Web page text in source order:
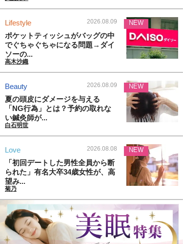
Lifestyle 2026.08.09
ポケットティッシュがバッグの中
でぐちゃぐちゃになる問題→ダイ
ソーの...
高木沙織
NEW
Beauty 2026.08.09
夏の頭皮にダメージを与える
「NG行為」とは？予約の取れな
い鍼灸師が...
白石明世
NEW
Love 2026.08.08
「初回デートした男性全員から断
られた」有名大卒34歳女性が、高
望み...
菊乃
NEW